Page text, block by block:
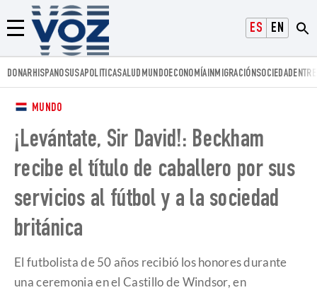
ESPAÑOLENGLISH
Menú
Voz.us
DONARHISPANOSUSAPOLITICASALUD MUNDOECONOMÍAINMIGRACIÓNSOCIEDAD
MUNDO
¡Levántate, Sir David!: Beckham
recibe el título de caballero por sus
servicios al fútbol y a la sociedad
británica
El futbolista de 50 años recibió los honores durante
una ceremonia en el Castillo de Windsor, en